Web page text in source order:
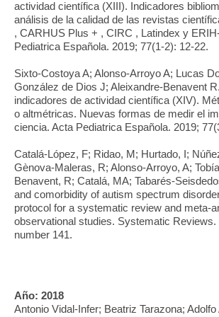
actividad científica (XIII). Indicadores
análisis de la calidad de las revistas
, CARHUS Plus + , CIRC , Latindex y
Pediatrica Española. 2019; 77(1-2): 12-22.
Sixto-Costoya A; Alonso-Arroyo A; Lucas
González de Dios J; Aleixandre-Benavent
indicadores de actividad científica (XIV).
o altmétricas. Nuevas formas de medir el
ciencia. Acta Pediatrica Española. 2019;
Catalá-López, F; Ridao, M; Hurtado, I;
Gènova-Maleras, R; Alonso-Arroyo, A;
Benavent, R; Catalá, MA; Tabarés-
and comorbidity of autism spectrum
protocol for a systematic review and meta-
observational studies. Systematic Reviews.
number 141.
Año: 2018
Antonio Vidal-Infer; Beatriz Tarazona;